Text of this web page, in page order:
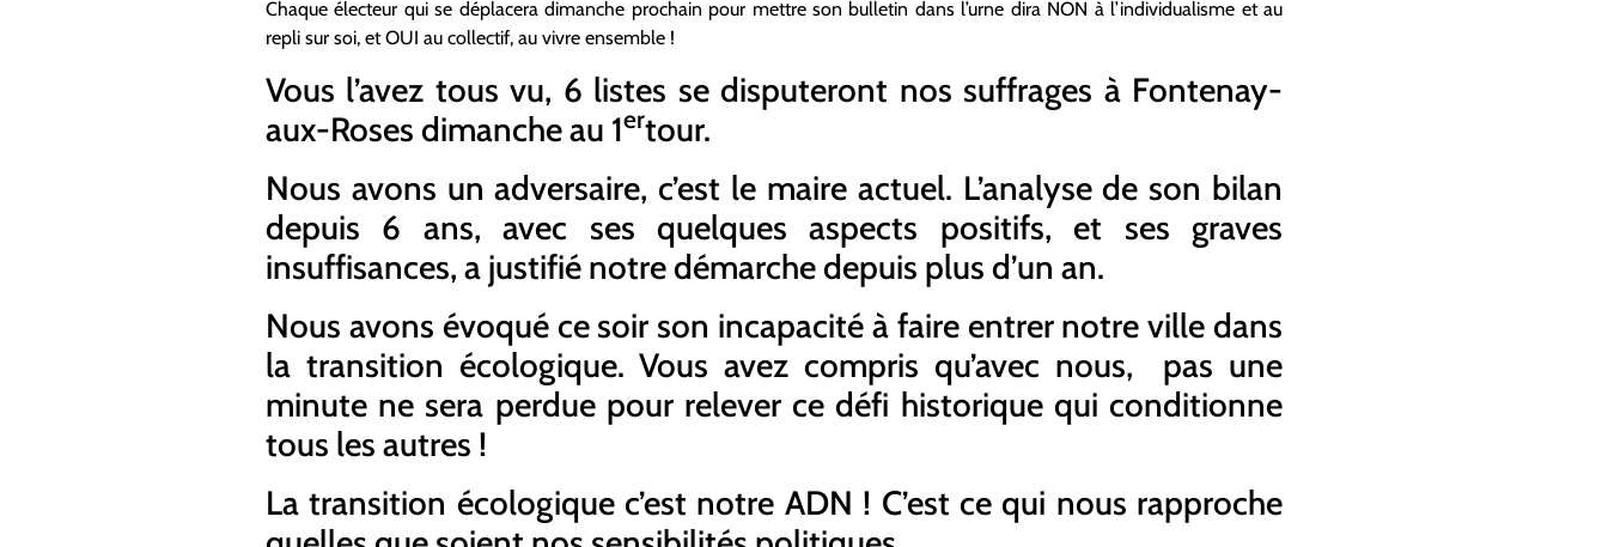
Chaque électeur qui se déplacera dimanche prochain pour mettre son bulletin dans l’urne dira NON à l’individualisme et au
repli sur soi, et OUI au collectif, au vivre ensemble !
Vous l’avez tous vu, 6 listes se disputeront nos suffrages à Fontenay-
aux-Roses dimanche au 1ertour.
Nous avons un adversaire, c’est le maire actuel. L’analyse de son bilan
depuis 6 ans, avec ses quelques aspects positifs, et ses graves
insuffisances, a justifié notre démarche depuis plus d’un an.
Nous avons évoqué ce soir son incapacité à faire entrer notre ville dans
la transition écologique. Vous avez compris qu’avec nous, pas une
minute ne sera perdue pour relever ce défi historique qui conditionne
tous les autres !
La transition écologique c’est notre ADN ! C’est ce qui nous rapproche